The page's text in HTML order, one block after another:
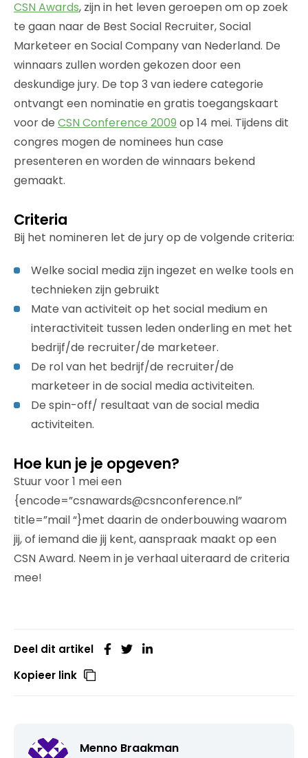
CSN Awards, zijn in het leven geroepen om op zoek
te gaan naar de Best Social Recruiter, Social
Marketeer en Social Company van Nederland. De
winnaars zullen worden gekozen door een
deskundige jury. De top 3 van iedere categorie
ontvangt een nominatie en gratis toegangskaart
voor de CSN Conference 2009 op 14 mei. Tijdens dit
congres mogen de nominees hun case
presenteren en worden de winnaars bekend
gemaakt.
Criteria
Bij het nomineren let de jury op de volgende criteria:
Welke social media zijn ingezet en welke tools en
technieken zijn gebruikt
Mate van activiteit op het social medium en
interactiviteit tussen leden onderling en met het
bedrijf/de recruiter/de marketeer.
De rol van het bedrijf/de recruiter/de
marketeer in de social media activiteiten.
De spin-off/ resultaat van de social media
activiteiten.
Hoe kun je je opgeven?
Stuur voor 1 mei een
{encode=”csnawards@csnconference.nl”
title=”mail “}met daarin de onderbouwing waarom
jij, of iemand die jij kent, aanspraak maakt op een
CSN Award. Neem in je verhaal uiteraard de criteria
mee!
Deel dit artikel
Kopieer link
Menno Braakman